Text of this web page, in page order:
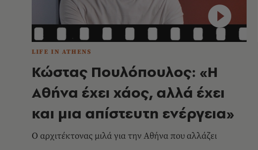
LIFE IN ATHENS
Κώστας Πουλόπουλος: «Η
Αθήνα έχει χάος, αλλά έχει
και μια απίστευτη ενέργεια»
Ο αρχιτέκτονας μιλά για την Αθήνα που αλλάζει